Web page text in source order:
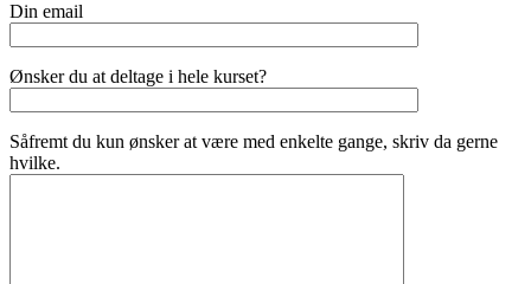
Din email
Ønsker du at deltage i hele kurset?
Såfremt du kun ønsker at være med enkelte gange, skriv da gerne
hvilke.